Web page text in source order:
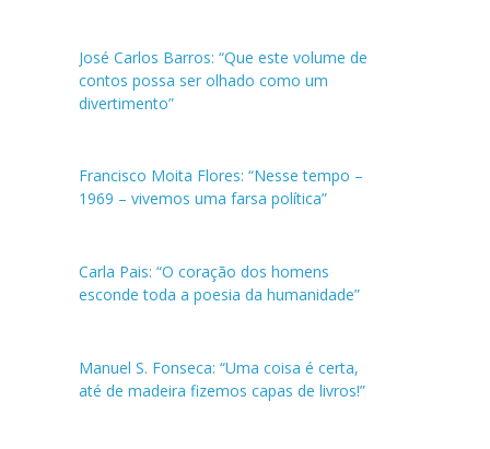
José Carlos Barros: “Que este volume de
contos possa ser olhado como um
divertimento”
Francisco Moita Flores: “Nesse tempo –
1969 – vivemos uma farsa política”
Carla Pais: “O coração dos homens
esconde toda a poesia da humanidade”
Manuel S. Fonseca: “Uma coisa é certa,
até de madeira fizemos capas de livros!”